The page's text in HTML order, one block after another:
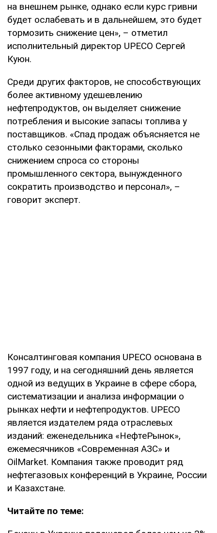
на внешнем рынке, однако если курс гривни
будет ослабевать и в дальнейшем, это будет
тормозить снижение цен», – отметил
исполнительный директор UPECO Сергей
Куюн.
Среди других факторов, не способствующих
более активному удешевлению
нефтепродуктов, он выделяет снижение
потребления и высокие запасы топлива у
поставщиков. «Спад продаж объясняется не
столько сезонными факторами, сколько
снижением спроса со стороны
промышленного сектора, вынужденного
сократить производство и персонал», –
говорит эксперт.
Консалтинговая компания UPECO основана в
1997 году, и на сегодняшний день является
одной из ведущих в Украине в сфере сбора,
систематизации и анализа информации о
рынках нефти и нефтепродуктов. UPECO
является издателем ряда отраслевых
изданий: еженедельника «НефтеРынок»,
ежемесячников «Современная АЗС» и
OilMarket. Компания также проводит ряд
нефтегазовых конференций в Украине, России
и Казахстане.
Читайте по теме: